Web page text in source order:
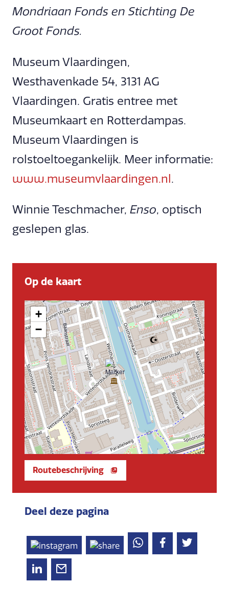
Mondriaan Fonds en Stichting De
Groot Fonds.
Museum Vlaardingen,
Westhavenkade 54, 3131 AG
Vlaardingen. Gratis entree met
Museumkaart en Rotterdampas.
Museum Vlaardingen is
rolstoeltoegankelijk. Meer informatie:
www.museumvlaardingen.nl.
Winnie Teschmacher, Enso, optisch
geslepen glas.
Op de kaart
+
−
Routebeschrijving
Deel deze pagina